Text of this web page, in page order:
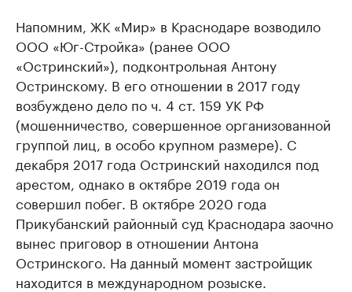
Напомним, ЖК «Мир» в Краснодаре возводило
ООО «Юг-Стройка» (ранее ООО
«Остринский»), подконтрольная Антону
Остринскому. В его отношении в 2017 году
возбуждено дело по ч. 4 ст. 159 УК РФ
(мошенничество, совершенное организованной
группой лиц, в особо крупном размере). С
декабря 2017 года Остринский находился под
арестом, однако в октябре 2019 года он
совершил побег. В октябре 2020 года
Прикубанский районный суд Краснодара заочно
вынес приговор в отношении Антона
Остринского. На данный момент застройщик
находится в международном розыске.